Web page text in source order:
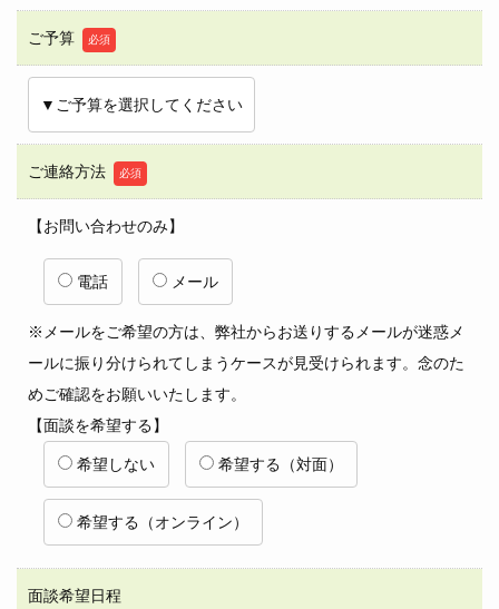
ご予算 必須
ご連絡方法 必須
【お問い合わせのみ】
電話 メール
※メールをご希望の方は、弊社からお送りするメールが迷惑メ
ールに振り分けられてしまうケースが見受けられます。念のた
めご確認をお願いいたします。
【面談を希望する】
希望しない 希望する（対面）
希望する（オンライン）
面談希望日程